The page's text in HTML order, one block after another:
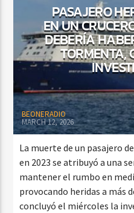
PASAJERO
EN UN
DEBERÍA
TORMENTA,
BEONERADIO
MARCH 12, 2026
La muerte de un pasajero
en 2023 se atribuyó a una
mantener el rumbo en
provocando heridas a más
concluyó el miércoles la